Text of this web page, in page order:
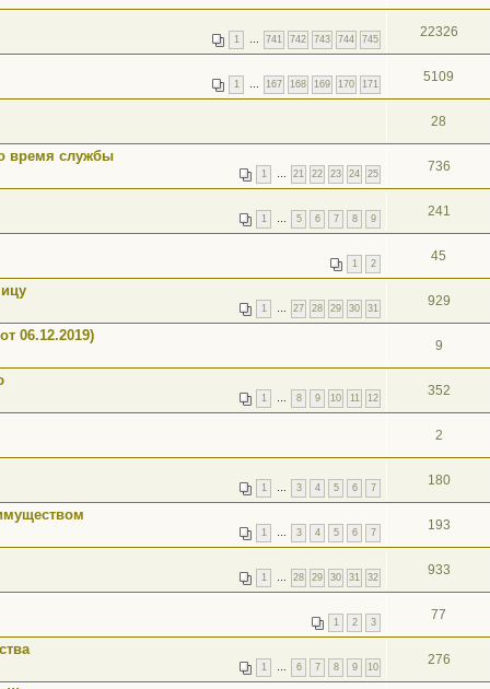
1 … 741 742 743 744 745 22326
1 … 167 168 169 170 171 5109
28
время службы
1 … 21 22 23 24 25 736
1 … 5 6 7 8 9 241
1 2 45
1 … 27 28 29 30 31 929
06.12.2019)
9
1 … 8 9 10 11 12 352
2
1 … 3 4 5 6 7 180
1 … 3 4 5 6 7 193
1 … 28 29 30 31 32 933
1 2 3 77
1 … 6 7 8 9 10 276